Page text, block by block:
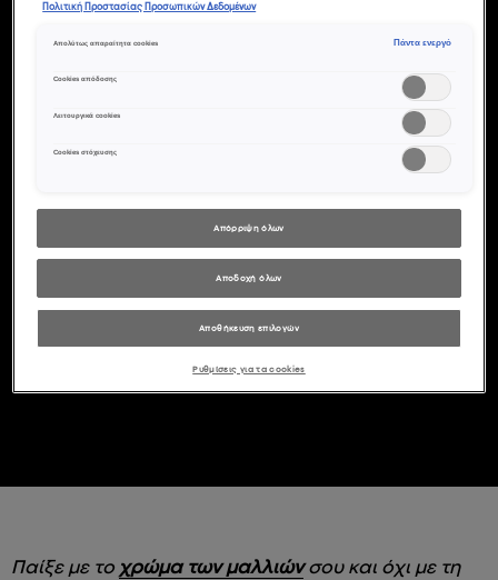
ΑΥΤΆ ΤΑ
ΧΡΙΣΤΟΎΓΕΝΝΑ
ΧΡΏΜΑ ΣΤΑ
ΜΑΛΛΙΆ ΚΑΙ
ΑΝΑΝΕΏΣΟΥ!
Παίξε με το χρώμα των μαλλιώνσου και όχι με τη
Πολιτική Προστασίας Προσωπικών Δεδομένων
Απολύτως απαραίτητα cookies Πάντα ενεργό
Cookies απόδοσης
Λειτουργικά cookies
Cookies στόχευσης
Απόρριψη όλων
Αποδοχή όλων
Αποθήκευση επιλογών
Ρυθμίσεις για τα cookies